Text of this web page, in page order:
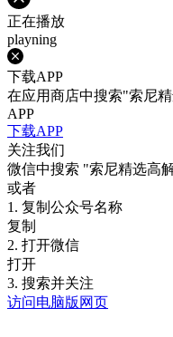
正在播放
playning
下载APP
在应用商店中搜索"索尼
APP
下载APP
关注我们
微信中搜索 "索尼精选高
或者
1. 复制公众号名称
复制
2. 打开微信
打开
3. 搜索并关注
访问电脑版网页